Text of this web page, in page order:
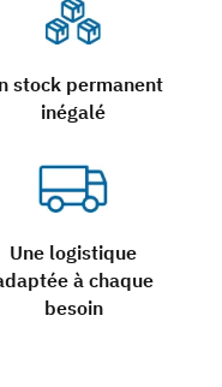
stock permanent
inégalé
Une logistique
à chaque
besoin